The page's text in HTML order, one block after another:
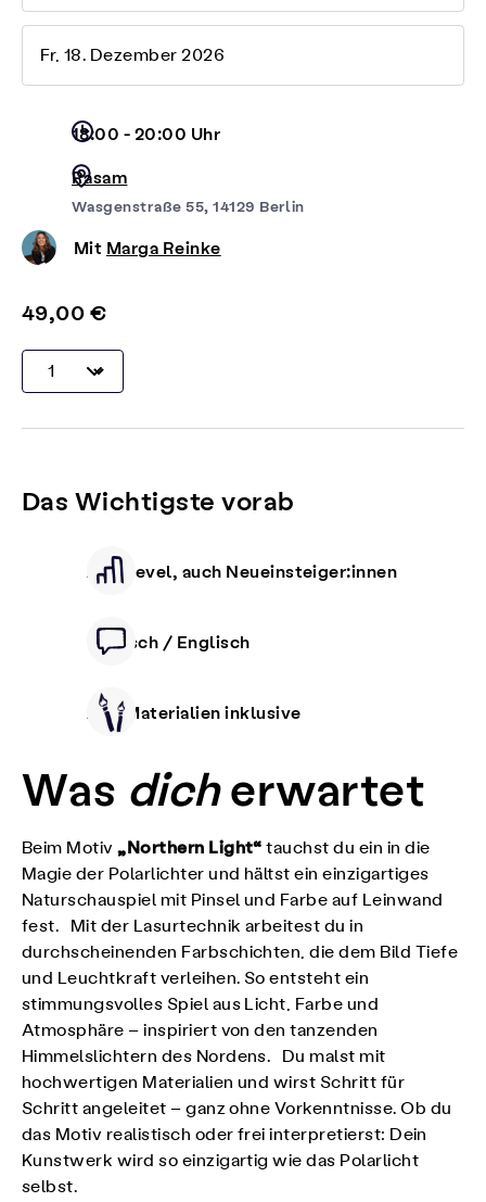
Fr, 18. Dezember 2026
18:00 - 20:00 Uhr
Rasam
Wasgenstraße 55, 14129 Berlin
Mit Marga Reinke
49,00 €
Das Wichtigste vorab
Alle Level, auch Neueinsteiger:innen
Deutsch / Englisch
Alle Materialien inklusive
Was dicherwartet
Beim Motiv„Northern Light“ tauchst du ein in die
Magie der Polarlichter und hältst ein einzigartiges
Naturschauspiel mit Pinsel und Farbe auf Leinwand
fest. Mit der Lasurtechnik arbeitest du in
durchscheinenden Farbschichten, die dem Bild Tiefe
und Leuchtkraft verleihen. So entsteht ein
stimmungsvolles Spiel aus Licht, Farbe und
Atmosphäre – inspiriert von den tanzenden
Himmelslichtern des Nordens. Du malst mit
hochwertigen Materialien und wirst Schritt für
Schritt angeleitet – ganz ohne Vorkenntnisse. Ob du
das Motiv realistisch oder frei interpretierst: Dein
Kunstwerk wird so einzigartig wie das Polarlicht
selbst.